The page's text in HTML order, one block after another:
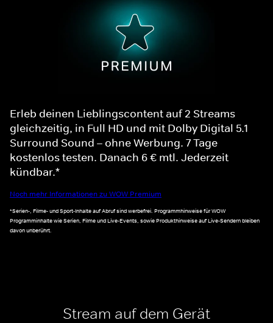
Erleb deinen Lieblingscontent auf 2 Streams
gleichzeitig, in Full HD und mit Dolby Digital 5.1
Surround Sound – ohne Werbung. 7 Tage
kostenlos testen. Danach 6 € mtl. Jederzeit
kündbar.*
Noch mehr Informationen zu WOW Premium
*Serien-, Filme- und Sport-Inhalte auf Abruf sind werbefrei. Programmhinweise für WOW
Programminhalte wie Serien, Filme und Live-Events, sowie Produkthinweise auf Live-Sendern bleiben
davon unberührt.
Stream auf dem Gerät